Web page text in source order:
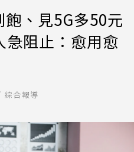
、見5G多50元
急阻止：愈用愈
綜合報導